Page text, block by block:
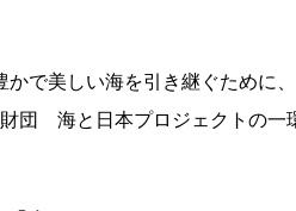
で美しい海を引き継ぐために、
団 海と日本プロジェクトの一